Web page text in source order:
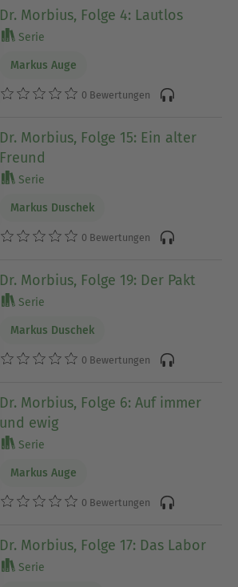
Dr. Morbius, Folge 4: Lautlos
Serie
Markus Auge
0 Bewertungen
Dr. Morbius, Folge 15: Ein alter
Freund
Serie
Markus Duschek
0 Bewertungen
Dr. Morbius, Folge 19: Der Pakt
Serie
Markus Duschek
0 Bewertungen
Dr. Morbius, Folge 6: Auf immer
und ewig
Serie
Markus Auge
0 Bewertungen
Dr. Morbius, Folge 17: Das Labor
Serie